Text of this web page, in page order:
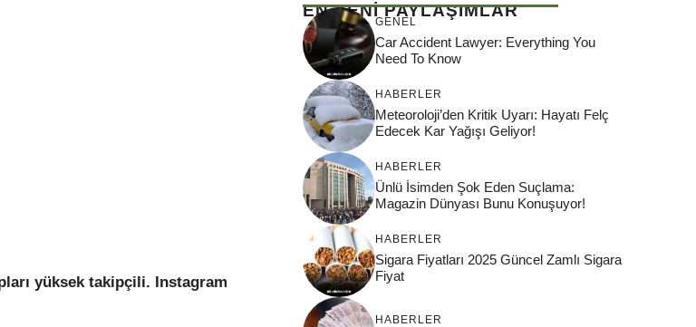
yüksek takipçili. Instagram
EN YENİ PAYLAŞIMLAR
GENEL
Car Accident Lawyer: Everything You
Need To Know
HABERLER
Meteoroloji’den Kritik Uyarı: Hayatı Felç
Edecek Kar Yağışı Geliyor!
HABERLER
Ünlü İsimden Şok Eden Suçlama:
Magazin Dünyası Bunu Konuşuyor!
HABERLER
Sigara Fiyatları 2025 Güncel Zamlı Sigara
Fiyat
HABERLER